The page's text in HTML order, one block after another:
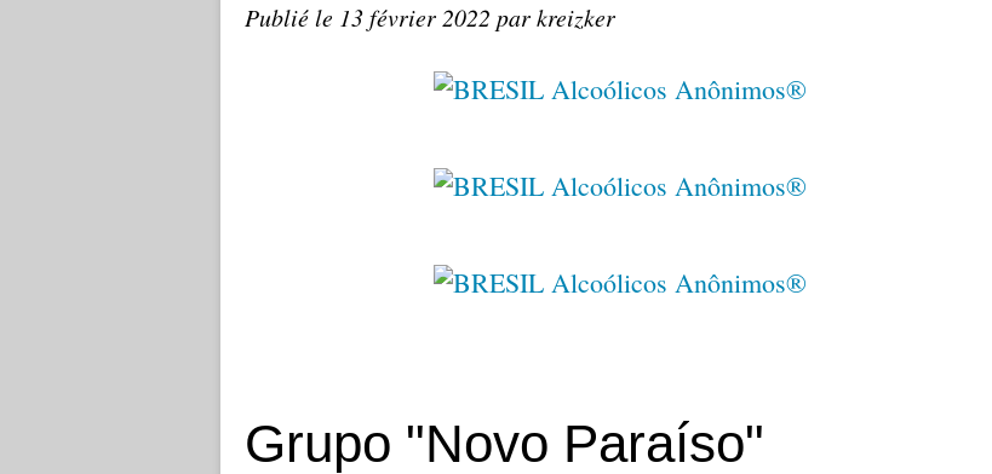
Publié le 13 février 2022 par kreizker
Grupo "Novo Paraíso"